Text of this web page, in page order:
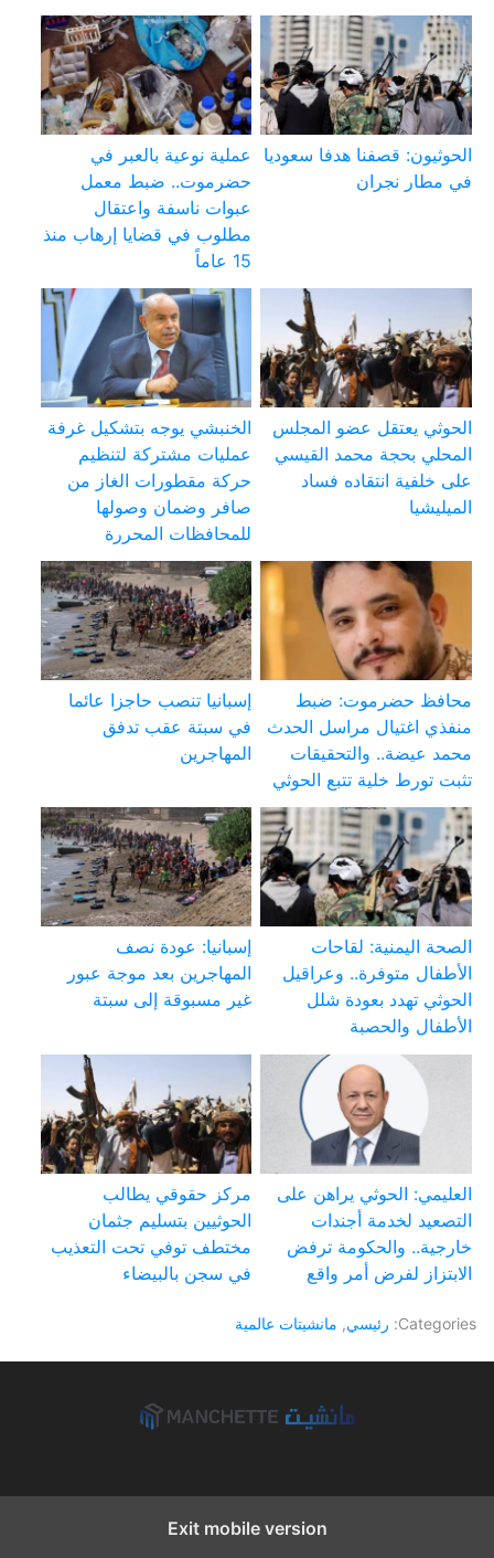
الحوثيون: قصفنا هدفا سعوديا
في مطار نجران
عملية نوعية بالعبر في
حضرموت.. ضبط معمل
عبوات ناسفة واعتقال
مطلوب في قضايا إرهاب منذ
15 عاماً
الحوثي يعتقل عضو المجلس
المحلي بحجة محمد القيسي
على خلفية انتقاده فساد
الميليشيا
الخنبشي يوجه بتشكيل غرفة
عمليات مشتركة لتنظيم
حركة مقطورات الغاز من
صافر وضمان وصولها
للمحافظات المحررة
محافظ حضرموت: ضبط
منفذي اغتيال مراسل الحدث
محمد عيضة.. والتحقيقات
تثبت تورط خلية تتبع الحوثي
إسبانيا تنصب حاجزا عائما
في سبتة عقب تدفق
المهاجرين
الصحة اليمنية: لقاحات
الأطفال متوفرة.. وعراقيل
الحوثي تهدد بعودة شلل
الأطفال والحصبة
إسبانيا: عودة نصف
المهاجرين بعد موجة عبور
غير مسبوقة إلى سبتة
العليمي: الحوثي يراهن على
التصعيد لخدمة أجندات
خارجية.. والحكومة ترفض
الابتزاز لفرض أمر واقع
مركز حقوقي يطالب
الحوثيين بتسليم جثمان
مختطف توفي تحت التعذيب
في سجن بالبيضاء
Categories: رئيسي, مانشيتات عالمية
Exit mobile version